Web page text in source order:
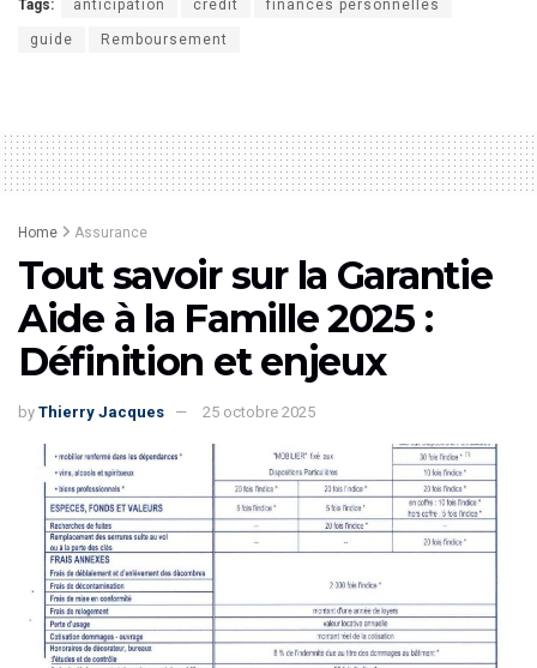
Tags: anticipation crédit finances personnelles
guide Remboursement
Home Assurance
Tout savoir sur la Garantie
Aide à la Famille 2025 :
Définition et enjeux
by Thierry Jacques 25 octobre 2025